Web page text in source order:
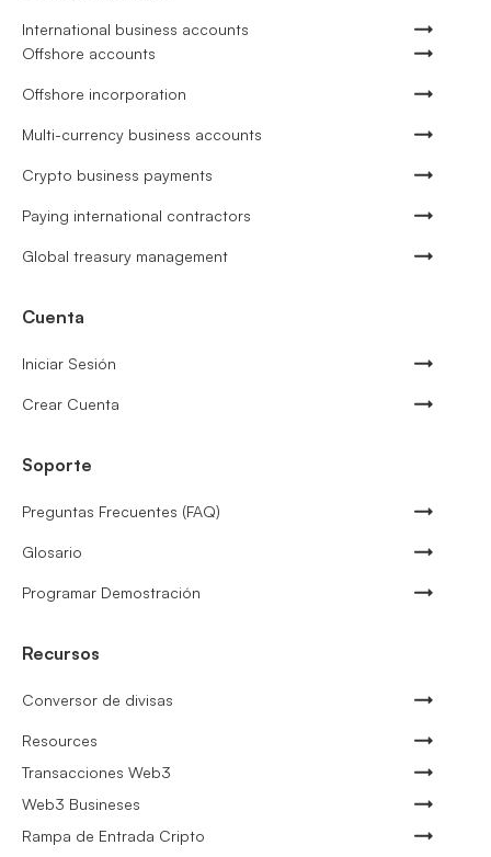
International business accounts
Offshore accounts
Offshore incorporation
Multi-currency business accounts
Crypto business payments
Paying international contractors
Global treasury management
Cuenta
Iniciar Sesión
Crear Cuenta
Soporte
Preguntas Frecuentes (FAQ)
Glosario
Programar Demostración
Recursos
Conversor de divisas
Resources
Transacciones Web3
Web3 Busineses
Rampa de Entrada Cripto